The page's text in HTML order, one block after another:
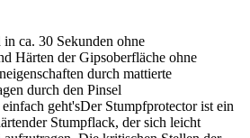
ca. 30 Sekunden ohne
Härten der Gipsoberfläche ohne
durch mattierte
durch den Pinsel
geht'sDer Stumpfprotector ist ein
Stumpflack, der sich leicht